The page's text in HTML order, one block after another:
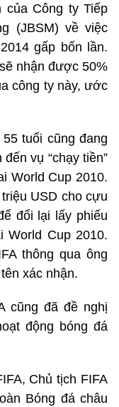
của Công ty Tiếp
(JBSM) về việc
gấp bốn lần.
nhận được 50%
công ty này, ước
tuổi cũng đang
vụ “chạy tiền”
World Cup 2010.
USD cho cựu
đổi lại lấy phiếu
World Cup 2010.
thông qua ông
xác nhận.
cũng đã đề nghị
động bóng đá
Chủ tịch FIFA
Bóng đá châu